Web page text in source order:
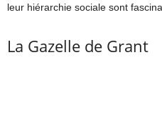
leur hiérarchie sociale sont
La Gazelle de Grant